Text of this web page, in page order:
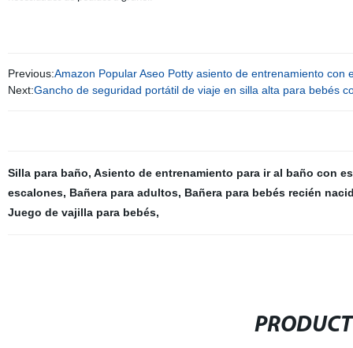
Previous:Amazon Popular Aseo Potty asiento de entrenamiento con
Next:Gancho de seguridad portátil de viaje en silla alta para bebés
Silla para baño, Asiento de entrenamiento para ir al baño con
escalones, Bañera para adultos, Bañera para bebés recién
Juego de vajilla para bebés,